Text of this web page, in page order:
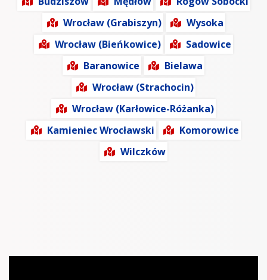
Wrocław (Grabiszyn)
Wysoka
Wrocław (Bieńkowice)
Sadowice
Baranowice
Bielawa
Wrocław (Strachocin)
Wrocław (Karłowice-Różanka)
Kamieniec Wrocławski
Komorowice
Wilczków